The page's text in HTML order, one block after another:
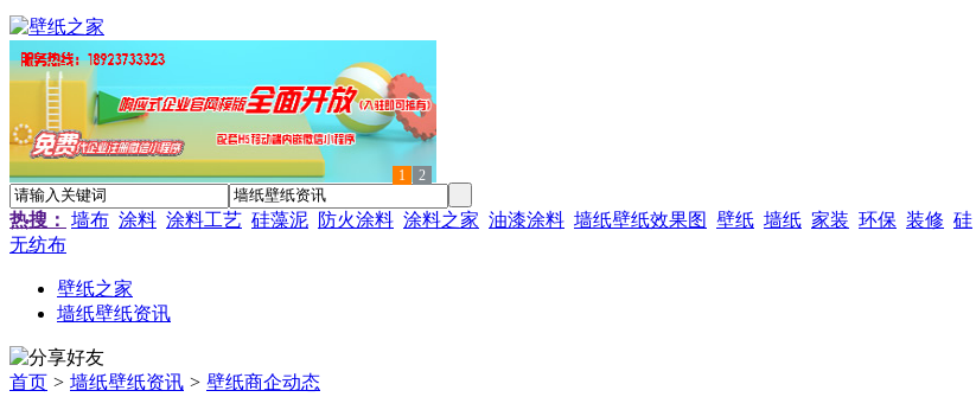
1 2
热搜： 墙布 涂料 涂料工艺 硅藻泥 防火涂料 涂料之家 油漆涂料 墙纸壁纸效果图 壁纸 墙纸 家装 环保 装修 硅
无纺布
壁纸之家
墙纸壁纸资讯
首页 > 墙纸壁纸资讯 > 壁纸商企动态